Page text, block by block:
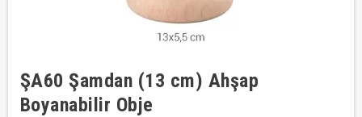
ŞA60 Şamdan (13 cm) Ahşap
Boyanabilir Obje